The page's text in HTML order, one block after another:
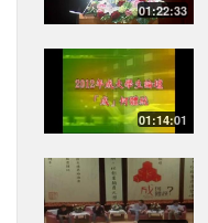
01:22:33
01:14:01